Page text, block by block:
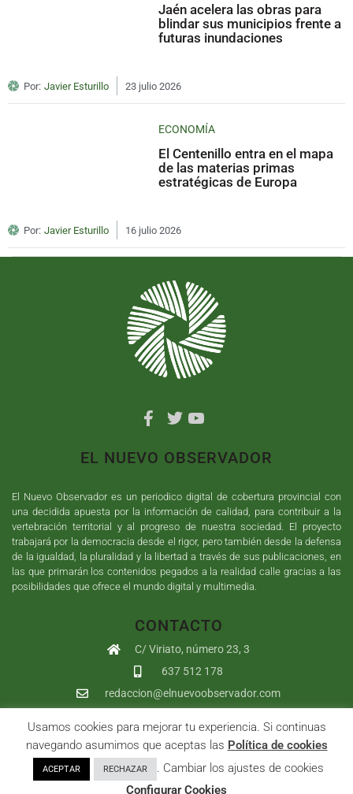
Jaén acelera las obras para
blindar sus municipios frente a
futuras inundaciones
Por: Javier Esturillo 23 julio 2026
ECONOMÍA
El Centenillo entra en el mapa
de las materias primas
estratégicas de Europa
Por: Javier Esturillo 16 julio 2026
EL NUEVO OBSERVADOR
El Nuevo Observador es un periodico digital de cobertura provincial con
una decidida apuesta por la información de calidad, para contribuir a la
vertebración territorial y al progreso de nuestra sociedad. El proyecto
trabajará por la democracia desde el rigor, pero también desde la defensa
de la igualdad, la pluralidad y la libertad a través de sus publicaciones, en
las que primarán los contenidos pegados a la realidad calle gracias a las
posibilidades que ofrece el mundo digital y multimedia.
CONTACTO
C/ Viriato, número 23, 3
637 512 178
redaccion@elnuevoobservador.com
Copyright ©2026 El Nuevo Observador | Sumurdigital Diseño web
yDesarrollo| All Rights Reserved |
Privacidad|Política de cookies|User
Usamos cookies para mejorar tu experiencia. Si continuas
navegando asumimos que aceptas las Política de cookies
ACEPTAR RECHAZAR
. Cambiar los ajustes de cookies
Configurar Cookies